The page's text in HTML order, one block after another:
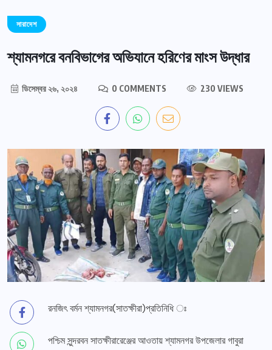
সারাদেশ
শ্যামনগরে বনবিভাগের অভিযানে হরিণের মাংস উদ্ধার
ডিসেম্বর ২৬, ২০২৪ 0 COMMENTS 230 VIEWS
রনজিৎ বর্মন শ্যামনগর(সাতক্ষীরা)প্রতিনিধি ঃ
পশ্চিম সুন্দরবন সাতক্ষীরারেঞ্জের আওতায় শ্যামনগর উপজেলার গাবুরা